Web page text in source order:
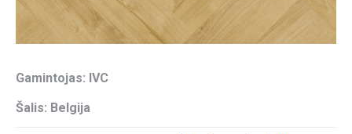
Gamintojas: IVC
Šalis: Belgija